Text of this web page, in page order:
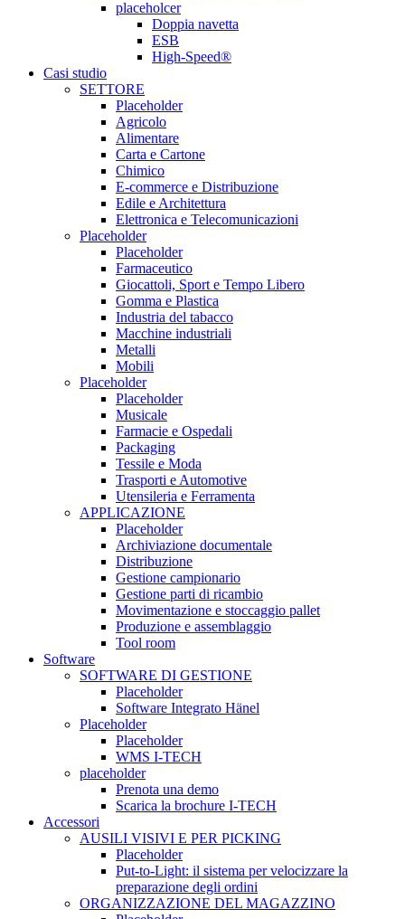
placeholcer
Doppia navetta
ESB
High-Speed®
Casi studio
SETTORE
Placeholder
Agricolo
Alimentare
Carta e Cartone
Chimico
E-commerce e Distribuzione
Edile e Architettura
Elettronica e Telecomunicazioni
Placeholder
Placeholder
Farmaceutico
Giocattoli, Sport e Tempo Libero
Gomma e Plastica
Industria del tabacco
Macchine industriali
Metalli
Mobili
Placeholder
Placeholder
Musicale
Farmacie e Ospedali
Packaging
Tessile e Moda
Trasporti e Automotive
Utensileria e Ferramenta
APPLICAZIONE
Placeholder
Archiviazione documentale
Distribuzione
Gestione campionario
Gestione parti di ricambio
Movimentazione e stoccaggio pallet
Produzione e assemblaggio
Tool room
Software
SOFTWARE DI GESTIONE
Placeholder
Software Integrato Hänel
Placeholder
Placeholder
WMS I-TECH
placeholder
Prenota una demo
Scarica la brochure I-TECH
Accessori
AUSILI VISIVI E PER PICKING
Placeholder
Put-to-Light: il sistema per velocizzare la
preparazione degli ordini
ORGANIZZAZIONE DEL MAGAZZINO